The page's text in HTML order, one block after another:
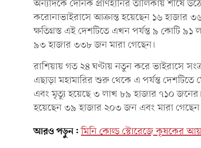
অন্যদিকে দৈনিক প্রাণহানির তালিকায় শীর্ষে
করোনাভাইরাসে আক্রান্ত হয়েছেন ১৬ হাজার
ক্ষতিগ্রস্ত এই দেশটিতে এখন পর্যন্ত ৯ কোটি
৯৩ হাজার ৩৩৮ জন মারা গেছেন।
রাশিয়ায় গত ২৪ ঘণ্টায় নতুন করে ভাইরাসে
এছাড়া মহামারির শুরু থেকে এ পর্যন্ত
এবং মৃত্যু হয়েছে ৩ লাখ ৮৯ হাজার ৭১০
হয়েছেন ৩৯ হাজার ২০৩ জন এবং মারা
আরও পড়ুন: মিনি কোল্ড স্টোরেজে কৃষকের আয়